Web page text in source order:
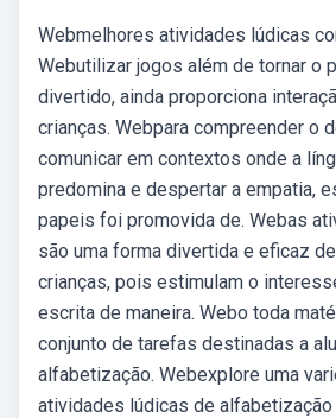
Webmelhores atividades lúdicas
Webutilizar jogos além de tornar o
divertido, ainda proporciona
crianças. Webpara compreender o
comunicar em contextos onde a
predomina e despertar a empatia,
papeis foi promovida de. Webas
são uma forma divertida e eficaz
crianças, pois estimulam o
escrita de maneira. Webo toda
conjunto de tarefas destinadas a
alfabetização. Webexplore uma
atividades lúdicas de alfabetização